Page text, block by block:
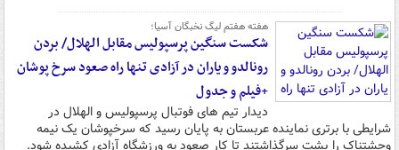
هفته هفتم لیگ نخبگان آسیا؛
شکست سنگین پرسپولیس مقابل الهلال/ بردن
رونالدو و یاران در آزادی تنها راه صعود سرخ پوشان
+فیلم و جدول
دیدار تیم های فوتبال پرسپولیس و الهلال در
شرایطی با برتری نماینده عربستان به پایان رسید که سرخپوشان یک نیمه
وحشتناک را پشت سرگذاشتند تا کار صعود به ورزشگاه آزادی کشیده شود.